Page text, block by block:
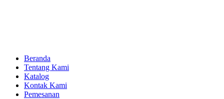
Beranda
Tentang Kami
Katalog
Kontak Kami
Pemesanan